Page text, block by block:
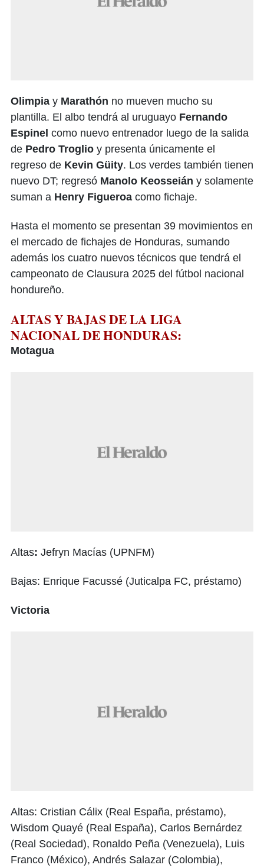
Olimpia y Marathón no mueven mucho su
plantilla. El albo tendrá al uruguayo Fernando
Espinel como nuevo entrenador luego de la salida
de Pedro Troglio y presenta únicamente el
regreso de Kevin Güity. Los verdes también tienen
nuevo DT; regresó Manolo Keosseián y solamente
suman a Henry Figueroa como fichaje.
Hasta el momento se presentan 39 movimientos en
el mercado de fichajes de Honduras, sumando
además los cuatro nuevos técnicos que tendrá el
campeonato de Clausura 2025 del fútbol nacional
hondureño.
ALTAS Y BAJAS DE LA LIGA
NACIONAL DE HONDURAS:
Motagua
Altas: Jefryn Macías (UPNFM)
Bajas: Enrique Facussé (Juticalpa FC, préstamo)
Victoria
Altas: Cristian Cálix (Real España, préstamo),
Wisdom Quayé (Real España), Carlos Bernárdez
(Real Sociedad), Ronaldo Peña (Venezuela), Luis
Franco (México), Andrés Salazar (Colombia),